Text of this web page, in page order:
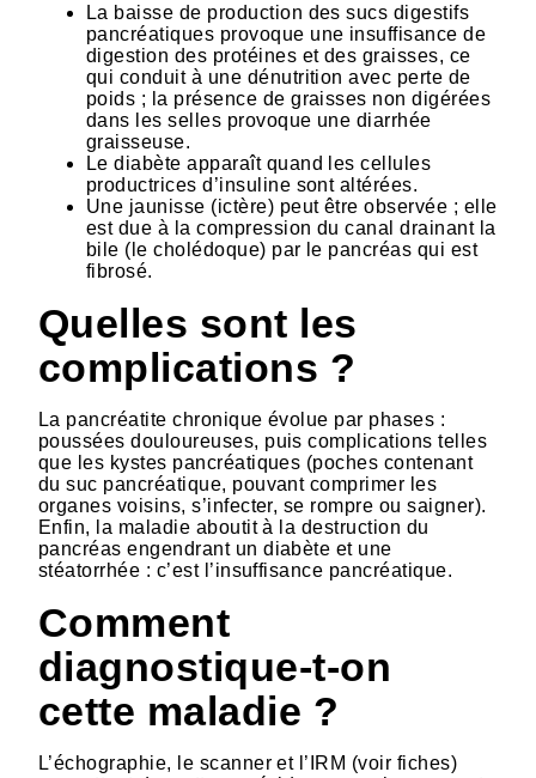
La baisse de production des sucs digestifs
pancréatiques provoque une insuffisance de
digestion des protéines et des graisses, ce
qui conduit à une dénutrition avec perte de
poids ; la présence de graisses non digérées
dans les selles provoque une diarrhée
graisseuse.
Le diabète apparaît quand les cellules
productrices d’insuline sont altérées.
Une jaunisse (ictère) peut être observée ; elle
est due à la compression du canal drainant la
bile (le cholédoque) par le pancréas qui est
fibrosé.
Quelles sont les
complications ?
La pancréatite chronique évolue par phases :
poussées douloureuses, puis complications telles
que les kystes pancréatiques (poches contenant
du suc pancréatique, pouvant comprimer les
organes voisins, s’infecter, se rompre ou saigner).
Enfin, la maladie aboutit à la destruction du
pancréas engendrant un diabète et une
stéatorrhée : c’est l’insuffisance pancréatique.
Comment
diagnostique-t-on
cette maladie ?
L’échographie, le scanner et l’IRM (voir fiches)